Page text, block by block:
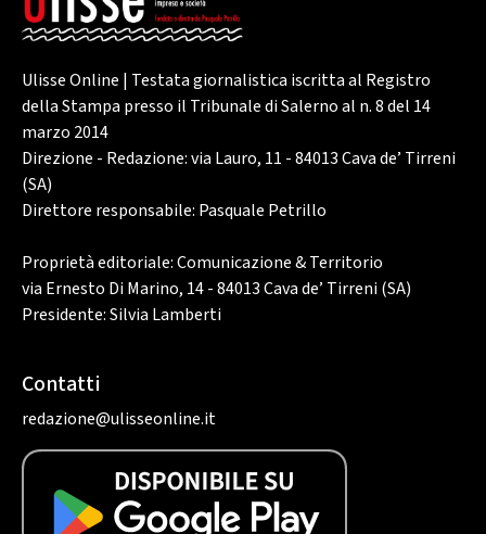
Ulisse Online | Testata giornalistica iscritta al Registro
della Stampa presso il Tribunale di Salerno al n. 8 del 14
marzo 2014
Direzione - Redazione: via Lauro, 11 - 84013 Cava de’ Tirreni
(SA)
Direttore responsabile: Pasquale Petrillo
Proprietà editoriale: Comunicazione & Territorio
via Ernesto Di Marino, 14 - 84013 Cava de’ Tirreni (SA)
Presidente: Silvia Lamberti
Contatti
redazione@ulisseonline.it